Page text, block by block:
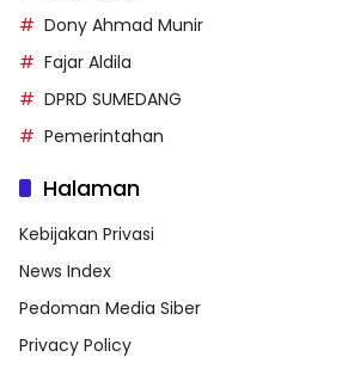
Dony Ahmad Munir
Fajar Aldila
DPRD SUMEDANG
Pemerintahan
Halaman
Kebijakan Privasi
News Index
Pedoman Media Siber
Privacy Policy